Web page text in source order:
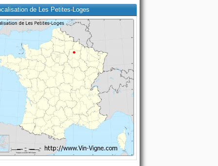
de Les Petites-Loges